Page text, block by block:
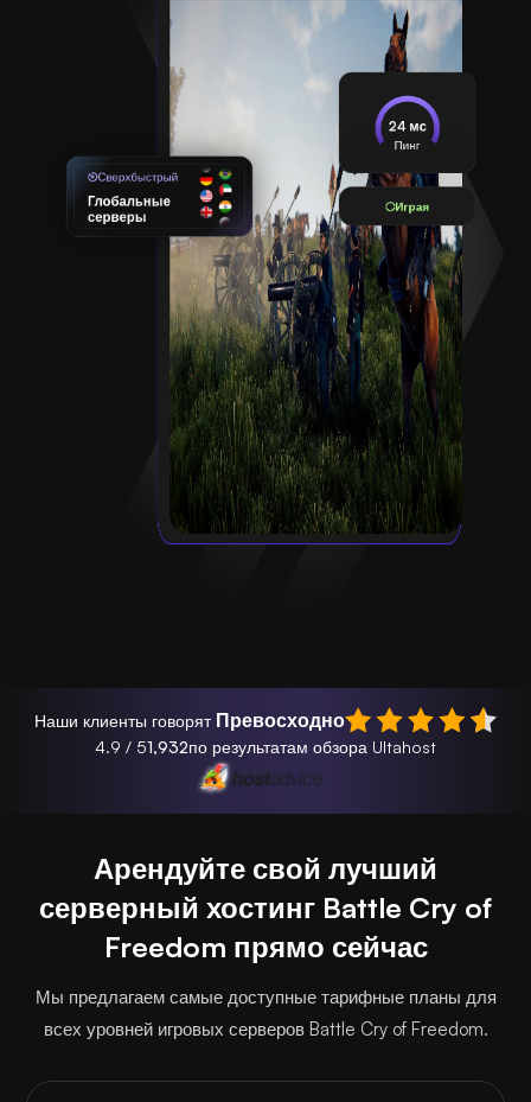
Сверхбыстрый
Глобальные
серверы
24 мс
Пинг
Играя
Наши клиенты говорят Превосходно
4.9 / 51,932по результатам обзора Ultahost
Арендуйте свой лучший
серверный хостинг Battle Cry of
Freedom прямо сейчас
Мы предлагаем самые доступные тарифные планы для
всех уровней игровых серверов Battle Cry of Freedom.